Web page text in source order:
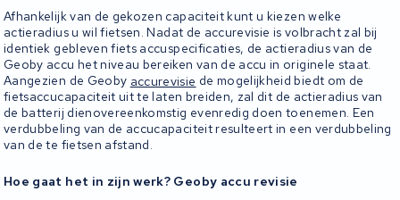
Afhankelijk van de gekozen capaciteit kunt u kiezen welke
actieradius u wil fietsen. Nadat de accurevisie is volbracht zal bij
identiek gebleven fiets accuspecificaties, de actieradius van de
Geoby accu het niveau bereiken van de accu in originele staat.
Aangezien de Geoby accurevisie de mogelijkheid biedt om de
fietsaccucapaciteit uit te laten breiden, zal dit de actieradius van
de batterij dienovereenkomstig evenredig doen toenemen. Een
verdubbeling van de accucapaciteit resulteert in een verdubbeling
van de te fietsen afstand.
Hoe gaat het in zijn werk? Geoby accu revisie